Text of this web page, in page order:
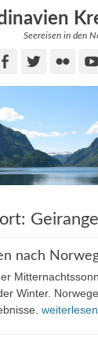
Seereisen in den
FacebookTwitter
nach
Winter.